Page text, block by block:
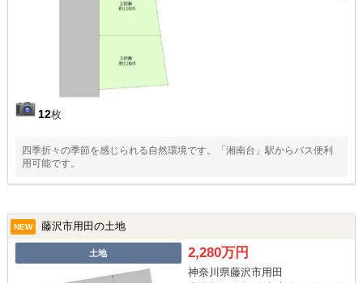
12枚
四季折々の季節を感じられる自然環境です。「湘南台」駅からバス便利
用可能です。
NEW 藤沢市用田の土地
土地 2,280万円
神奈川県藤沢市用田